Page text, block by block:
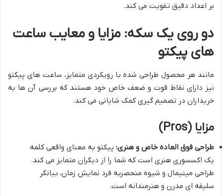
بر اعداد دقیق تقویت می کند.
دو روی یک سکه: مزایا و معایب ساعت
های پیکتو
مانند هر محصول طراحی شده با رویکردی متمایز، ساعت های پیکتو
نیز دارای نقاط قوت و ضعف خاص خود هستند که بررسی آن ها به
خریداران در تصمیم گیری کمک شایانی می کند.
مزایا (Pros)
طراحی فوق العاده خاص و هنری: پیکتو به معنای واقعی کلمه
یک اکسسوری هنری است که شما را از دیگران متمایز می کند.
طراحی مینیمال و شیوه منحصربه فرد نمایش زمان، بیانگر
سلیقه ای مدرن و هنرمندانه است.